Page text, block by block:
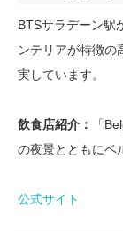
BTSサラデーン駅
ンテリアが特徴の
実しています。
飲食店紹介：
「
の夜景とともにベ
公式サイト